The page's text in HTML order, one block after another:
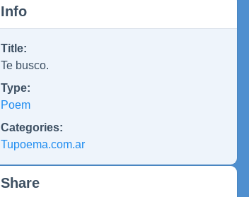
Info
Title:
Te busco.
Type:
Poem
Categories:
Tupoema.com.ar
Share